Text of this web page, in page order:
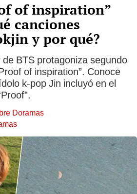
of inspiration”
canciones
y por qué?
BTS protagoniza segundo
of inspiration”. Conoce
k-pop Jin incluyó en el
Doramas